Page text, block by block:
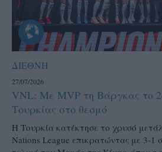
ΔΙΕΘΝΗ
27/07/2026
VNL: Με MVP τη Βάργκας το
Τουρκίας στο θεσμό
H Τουρκία κατέκτησε το χρυσό
Nations League επικρατώντας με 3-1